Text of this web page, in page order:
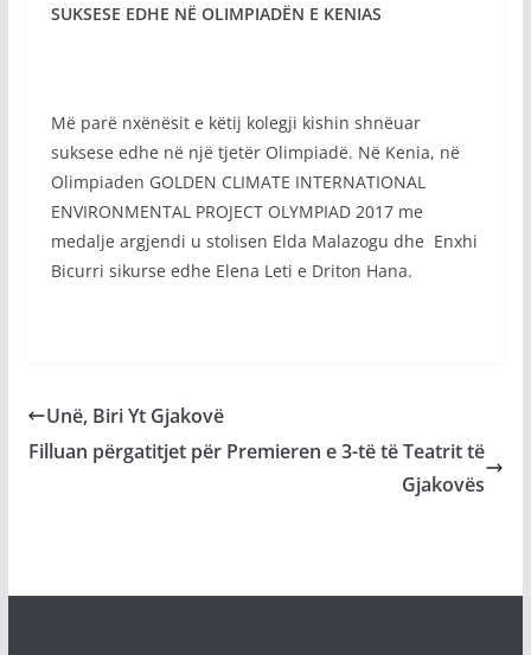
SUKSESE EDHE NË OLIMPIADËN E KENIAS
Më parë nxënësit e këtij kolegji kishin shnëuar
suksese edhe në një tjetër Olimpiadë. Në Kenia, në
Olimpiaden GOLDEN CLIMATE INTERNATIONAL
ENVIRONMENTAL PROJECT OLYMPIAD 2017 me
medalje argjendi u stolisen Elda Malazogu dhe Enxhi
Bicurri sikurse edhe Elena Leti e Driton Hana.
Unë, Biri Yt Gjakovë
Filluan përgatitjet për Premieren e 3-të të Teatrit të
Gjakovës